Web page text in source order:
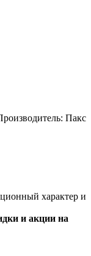
Пакс
характер и
и акции на